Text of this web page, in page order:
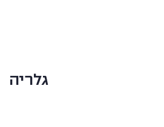
גלריה